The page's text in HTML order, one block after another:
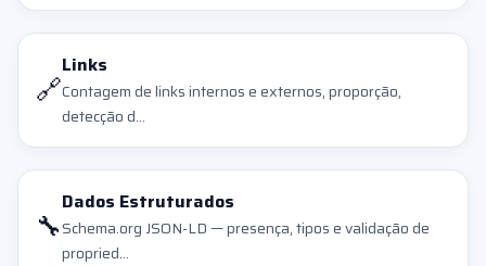
🔗
Links
Contagem de links internos e externos, proporção,
detecção d...
🔧
Dados Estruturados
Schema.org JSON-LD — presença, tipos e validação de
propried...